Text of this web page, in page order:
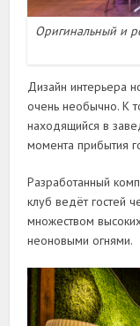
Оригинальный и
Дизайн интерьера
очень необычно. К
находящийся в
момента прибытия
Разработанный
клуб ведёт гостей
множеством
неоновыми огнями.